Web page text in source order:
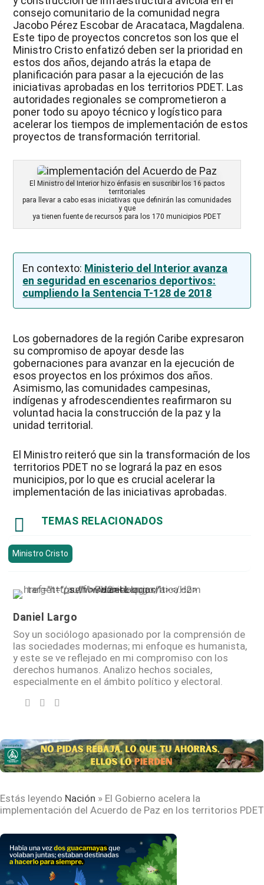
consejo comunitario de la comunidad negra
Jacobo Pérez Escobar de Aracataca, Magdalena.
Este tipo de proyectos concretos son los que el
Ministro Cristo enfatizó deben ser la prioridad en
estos dos años, dejando atrás la etapa de
planificación para pasar a la ejecución de las
iniciativas aprobadas en los territorios PDET. Las
autoridades regionales se comprometieron a
poner todo su apoyo técnico y logístico para
acelerar los tiempos de implementación de estos
proyectos de transformación territorial.
El Ministro del Interior hizo énfasis en suscribir los 16 pactos
territoriales
para llevar a cabo esas iniciativas que definirán las comunidades
y que
ya tienen fuente de recursos para los 170 municipios PDET
En contexto: Ministerio del Interior avanza
en seguridad en escenarios deportivos:
cumpliendo la Sentencia T-128 de 2018
Los gobernadores de la región Caribe expresaron
su compromiso de apoyar desde las
gobernaciones para avanzar en la ejecución de
esos proyectos en los próximos dos años.
Asimismo, las comunidades campesinas,
indígenas y afrodescendientes reafirmaron su
voluntad hacia la construcción de la paz y la
unidad territorial.
El Ministro reiteró que sin la transformación de los
territorios PDET no se logrará la paz en esos
municipios, por lo que es crucial acelerar la
implementación de las iniciativas aprobadas.
 TEMAS RELACIONADOS
Ministro Cristo
Daniel Largo
Soy un sociólogo apasionado por la comprensión de
las sociedades modernas; mi enfoque es humanista,
y este se ve reflejado en mi compromiso con los
derechos humanos. Analizo hechos sociales,
especialmente en el ámbito político y electoral.
Estás leyendo Nación » El Gobierno acelera la
implementación del Acuerdo de Paz en los territorios PDET